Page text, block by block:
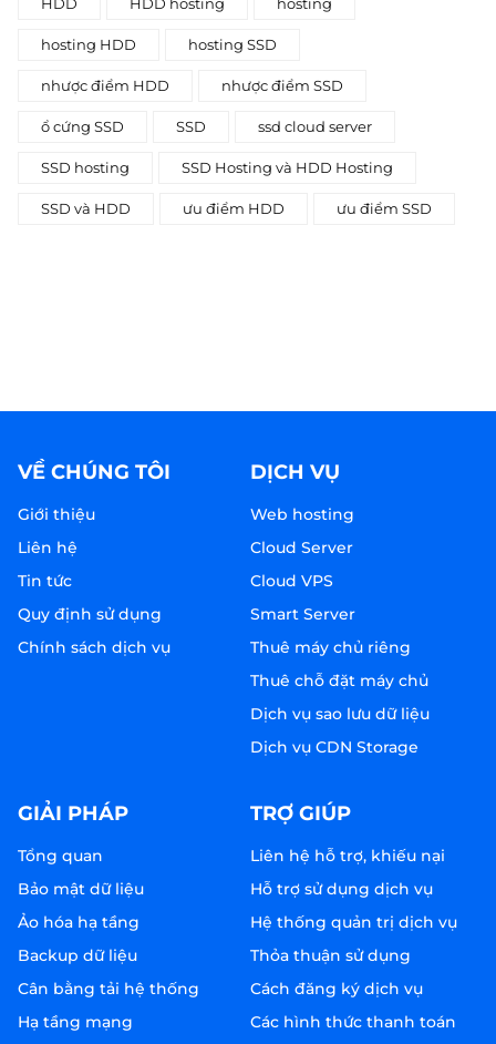
hosting HDD hosting SSD
nhược điểm HDD nhược điểm SSD
ổ cứng SSD SSD ssd cloud server
SSD hosting SSD Hosting và HDD Hosting
SSD và HDD ưu điểm HDD ưu điểm SSD
VỀ CHÚNG TÔI
Giới thiệu
Liên hệ
Tin tức
Quy định sử dụng
Chính sách dịch vụ
DỊCH VỤ
Web hosting
Cloud Server
Cloud VPS
Smart Server
Thuê máy chủ riêng
Thuê chỗ đặt máy chủ
Dịch vụ sao lưu dữ liệu
Dịch vụ CDN Storage
GIẢI PHÁP
Tổng quan
Bảo mật dữ liệu
Ảo hóa hạ tầng
Backup dữ liệu
Cân bằng tải hệ thống
Hạ tầng mạng
TRỢ GIÚP
Liên hệ hỗ trợ, khiếu nại
Hỗ trợ sử dụng dịch vụ
Hệ thống quản trị dịch vụ
Thỏa thuận sử dụng
Cách đăng ký dịch vụ
Các hình thức thanh toán